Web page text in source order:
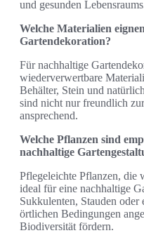
und gesunden
Welche Materialien
Gartendekoration?
Für nachhaltige
wiederverwertbare
Behälter, Stein und
sind nicht nur freundlich
ansprechend.
Welche Pflanzen sind
nachhaltige
Pflegeleichte Pflanzen, die
ideal für eine nachhaltige
Sukkulenten, Stauden
örtlichen Bedingungen
Biodiversität fördern.